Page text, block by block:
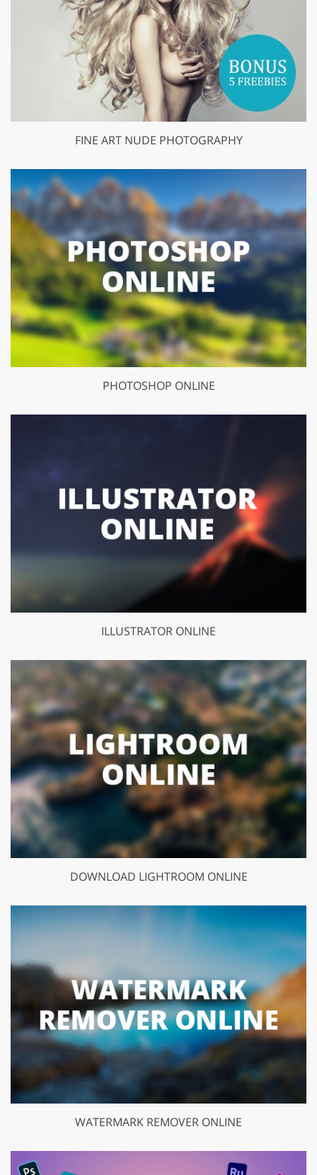
FINE ART NUDE PHOTOGRAPHY
PHOTOSHOP ONLINE
ILLUSTRATOR ONLINE
DOWNLOAD LIGHTROOM ONLINE
WATERMARK REMOVER ONLINE